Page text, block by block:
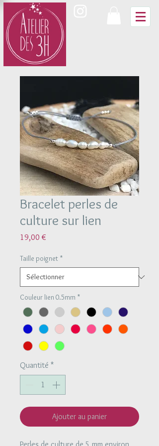
Bracelet perles de
culture sur lien
19,00 €
Taille poignet *
Couleur lien 0.5mm *
Quantité *
Ajouter au panier